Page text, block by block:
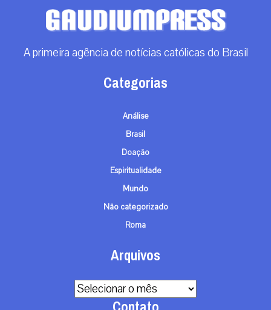
A primeira agência de notícias católicas do Brasil
Categorias
Análise
Brasil
Doação
Espiritualidade
Mundo
Não categorizado
Roma
Arquivos
Arquivos